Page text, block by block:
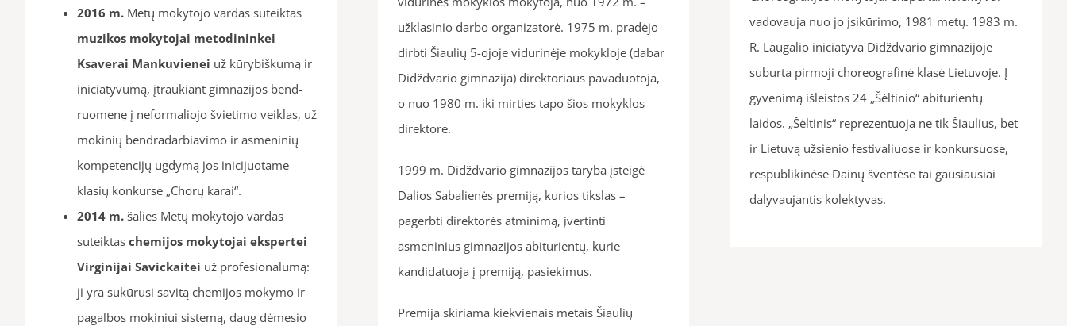
2016 m. Metų mokytojo vardas suteiktas
muzikos mokytojai metodininkei
Ksaverai Mankuvienei už kūrybišku­mą ir
ini­cia­ty­vu­mą, įtrau­kiant gimnazijos bend­
ruo­me­nę į ne­for­ma­lio­jo švie­ti­mo veik­las, už
mokinių bendradarbiavimo ir asmeninių
kompetencijų ugdymą jos inicijuotame
klasių konkurse „Chorų karai“.
2014 m. šalies Metų mokytojo vardas
suteiktas chemijos mokytojai ekspertei
Virginijai Savickaitei už profesionalumą:
ji yra sukūrusi savitą chemijos mokymo ir
pagalbos mokiniui sistemą, daug dėmesio
užklasinio darbo organizatorė. 1975 m. pradėjo
dirbti Šiaulių 5-ojoje vidurinėje mokykloje (dabar
Didždvario gimnazija) direktoriaus pavaduotoja,
o nuo 1980 m. iki mirties tapo šios mokyklos
direktore.
1999 m. Didždvario gimnazijos taryba įsteigė
Dalios Sabalienės premiją, kurios tikslas –
pagerbti direktorės atminimą, įvertinti
asmeninius gimnazijos abiturientų, kurie
kandidatuoja į premiją, pasiekimus.
Premija skiriama kiekvienais metais Šiaulių
vadovauja nuo jo įsikūrimo, 1981 metų. 1983 m.
R. Laugalio iniciatyva Didždvario gimnazijoje
suburta pirmoji choreografinė klasė Lietuvoje. Į
gyvenimą išleistos 24 „Šėltinio“ abiturientų
laidos. „Šėltinis“ reprezentuoja ne tik Šiaulius, bet
ir Lietuvą užsienio festivaliuose ir konkursuose,
respublikinėse Dainų šventėse tai gausiausiai
dalyvaujantis kolektyvas.